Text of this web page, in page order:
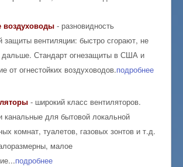
воздуховоды - разновидность
защиты вентиляции: быстро сгорают, не
дальше. Стандарт огнезащиты в США и
от огнестойких воздуховодов.подробнее
- широкий класс вентиляторов.
для бытовой локальной
комнат, туалетов, газовых зонтов и т.д.
малое
подробнее